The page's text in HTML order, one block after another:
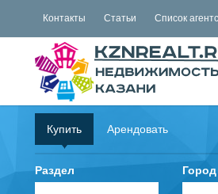
Контакты Статьи Список
Купить Арендовать
Раздел Город